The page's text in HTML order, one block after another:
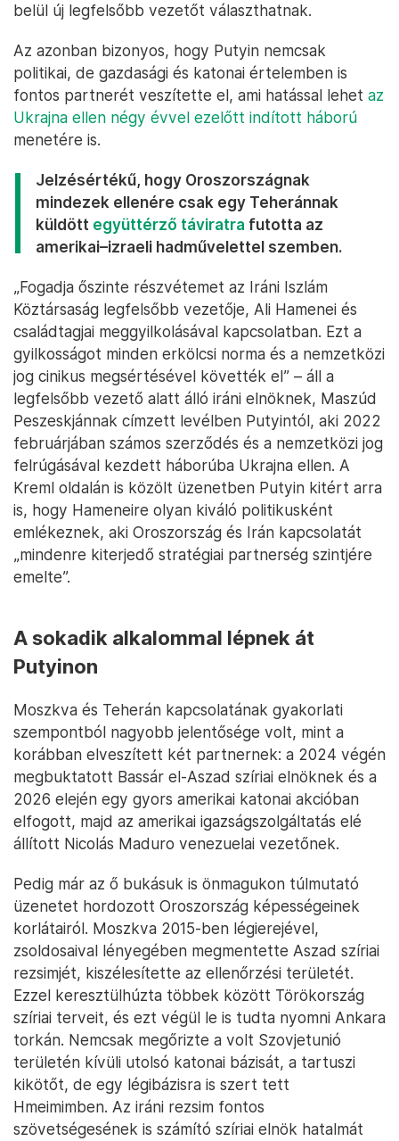
belül új legfelsőbb vezetőt választhatnak.
Az azonban bizonyos, hogy Putyin nemcsak
politikai, de gazdasági és katonai értelemben is
fontos partnerét veszítette el, ami hatással lehet az
Ukrajna ellen négy évvel ezelőtt indított háború
menetére is.
Jelzésértékű, hogy Oroszországnak
mindezek ellenére csak egy Teheránnak
küldött együttérző táviratra futotta az
amerikai–izraeli hadművelettel szemben.
„Fogadja őszinte részvétemet az Iráni Iszlám
Köztársaság legfelsőbb vezetője, Ali Hamenei és
családtagjai meggyilkolásával kapcsolatban. Ezt a
gyilkosságot minden erkölcsi norma és a nemzetközi
jog cinikus megsértésével követték el” – áll a
legfelsőbb vezető alatt álló iráni elnöknek, Maszúd
Peszeskjánnak címzett levélben Putyintól, aki 2022
februárjában számos szerződés és a nemzetközi jog
felrúgásával kezdett háborúba Ukrajna ellen. A
Kreml oldalán is közölt üzenetben Putyin kitért arra
is, hogy Hameneire olyan kiváló politikusként
emlékeznek, aki Oroszország és Irán kapcsolatát
„mindenre kiterjedő stratégiai partnerség szintjére
emelte”.
A sokadik alkalommal lépnek át
Putyinon
Moszkva és Teherán kapcsolatának gyakorlati
szempontból nagyobb jelentősége volt, mint a
korábban elveszített két partnernek: a 2024 végén
megbuktatott Bassár el-Aszad szíriai elnöknek és a
2026 elején egy gyors amerikai katonai akcióban
elfogott, majd az amerikai igazságszolgáltatás elé
állított Nicolás Maduro venezuelai vezetőnek.
Pedig már az ő bukásuk is önmagukon túlmutató
üzenetet hordozott Oroszország képességeinek
korlátairól. Moszkva 2015-ben légierejével,
zsoldosaival lényegében megmentette Aszad szíriai
rezsimjét, kiszélesítette az ellenőrzési területét.
Ezzel keresztülhúzta többek között Törökország
szíriai terveit, és ezt végül le is tudta nyomni Ankara
torkán. Nemcsak megőrizte a volt Szovjetunió
területén kívüli utolsó katonai bázisát, a tartuszi
kikötőt, de egy légibázisra is szert tett
Hmeimimben. Az iráni rezsim fontos
szövetségesének is számító szíriai elnök hatalmát